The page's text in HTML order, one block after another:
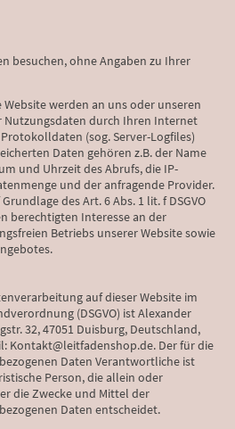
besuchen, ohne Angaben zu Ihrer
werden an uns oder unseren
Nutzungsdaten durch Ihren Internet
(sog. Server-Logfiles)
Daten gehören z.B. der Name
und Uhrzeit des Abrufs, die IP-
und der anfragende Provider.
des Art. 6 Abs. 1 lit. f DSGVO
berechtigten Interesse an der
Betriebs unserer Website sowie
auf dieser Website im
(DSGVO) ist Alexander
32, 47051 Duisburg, Deutschland,
Kontakt@leitfadenshop.de. Der für die
Daten Verantwortliche ist
Person, die allein oder
die Zwecke und Mittel der
Daten entscheidet.